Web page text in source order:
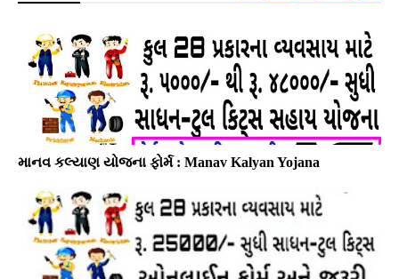
માનવ કલ્યાણ યોજના ફોર્મ : Manav Kalyan Yojana